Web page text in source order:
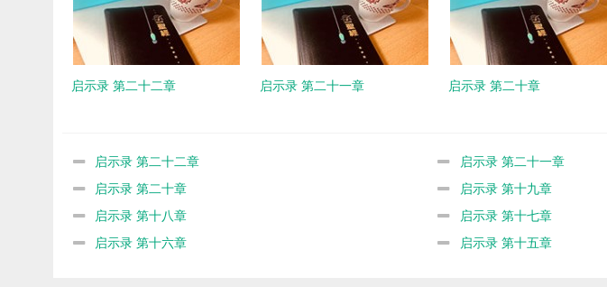
启示录 第二十二章 启示录 第二十一章 启示录 第二十章
启示录 第二十二章
启示录 第二十一章
启示录 第二十章
启示录 第十九章
启示录 第十八章
启示录 第十七章
启示录 第十六章
启示录 第十五章